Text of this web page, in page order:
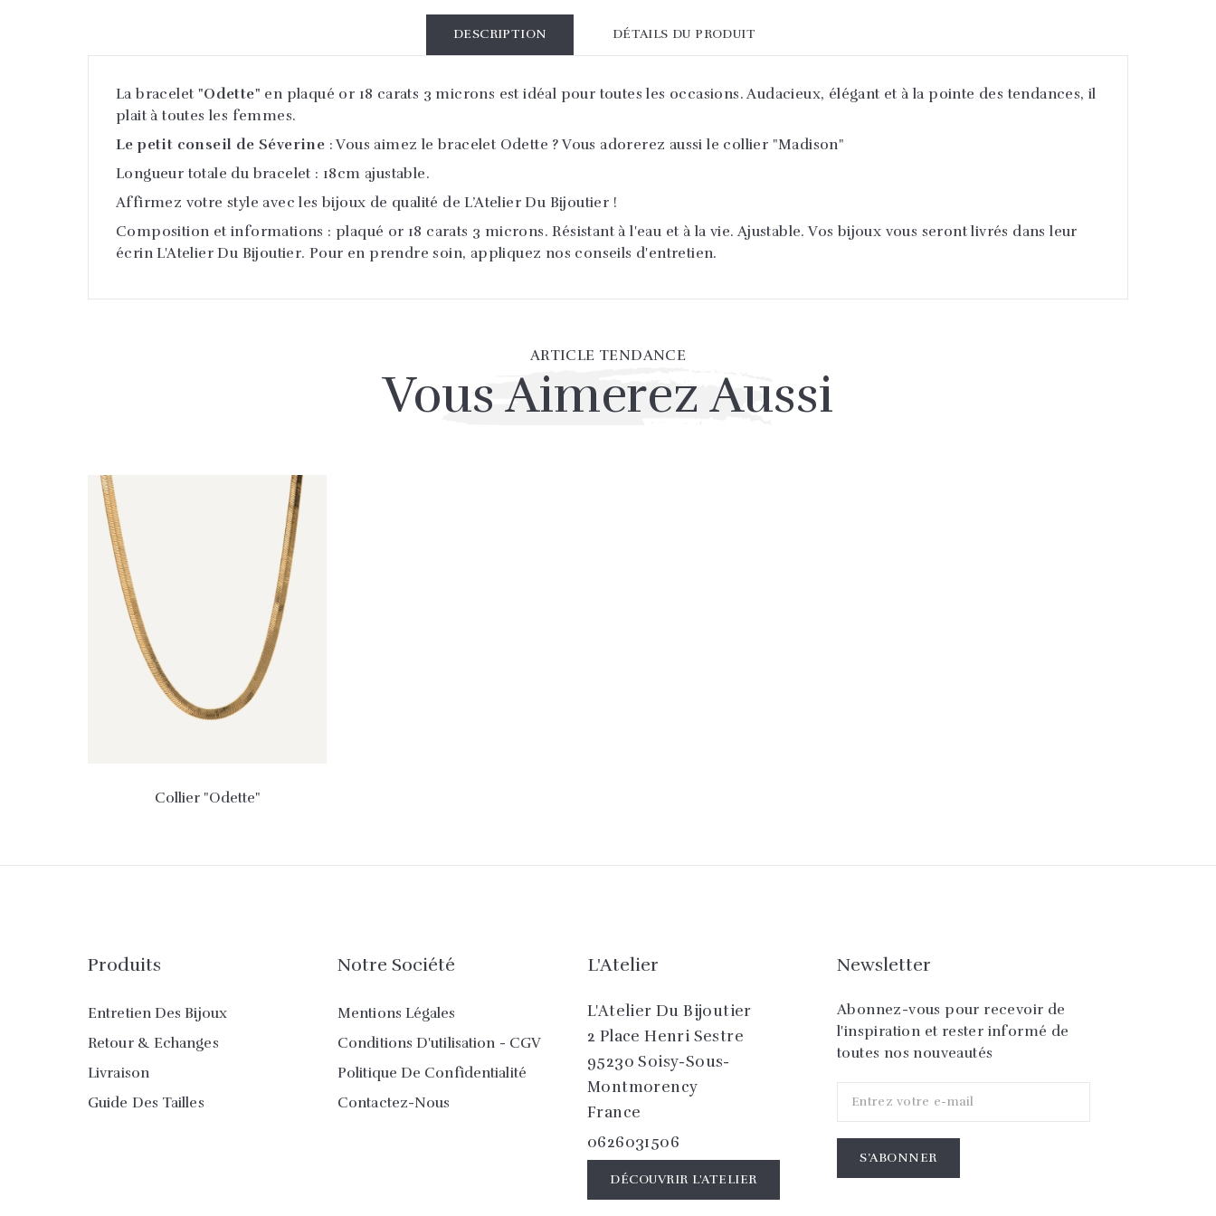
DESCRIPTION DÉTAILS DU PRODUIT
La bracelet "Odette" en plaqué or 18 carats 3 microns est idéal pour toutes les occasions. Audacieux, élégant et à la pointe des tendances, il
plait à toutes les femmes.
Le petit conseil de Séverine : Vous aimez le bracelet Odette ? Vous adorerez aussi le collier "Madison"
Longueur totale du bracelet : 18cm ajustable.
Affirmez votre style avec les bijoux de qualité de L’Atelier Du Bijoutier !
Composition et informations : plaqué or 18 carats 3 microns. Résistant à l'eau et à la vie. Ajustable. Vos bijoux vous seront livrés dans leur
écrin L'Atelier Du Bijoutier. Pour en prendre soin, appliquez nos conseils d'entretien.
ARTICLE TENDANCE
Vous Aimerez Aussi
Collier "Odette"
Produits
Entretien Des Bijoux
Retour & Echanges
Livraison
Guide Des Tailles
Notre Société
Mentions Légales
Conditions D'utilisation - CGV
Politique De Confidentialité
Contactez-Nous
L'Atelier
L'Atelier Du Bijoutier
2 Place Henri Sestre
95230 Soisy-Sous-
Montmorency
France
0626031506
DÉCOUVRIR L'ATELIER
Newsletter
Abonnez-vous pour recevoir de
l'inspiration et rester informé de
toutes nos nouveautés